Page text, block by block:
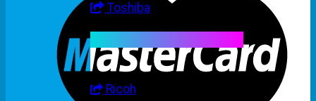
Toshiba
Ricoh